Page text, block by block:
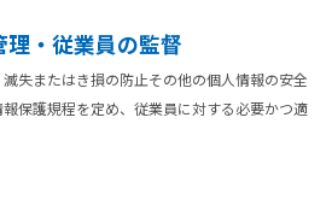
・従業員の監督
失またはき損の防止その他の個人情報の安全
保護規程を定め、従業員に対する必要かつ適